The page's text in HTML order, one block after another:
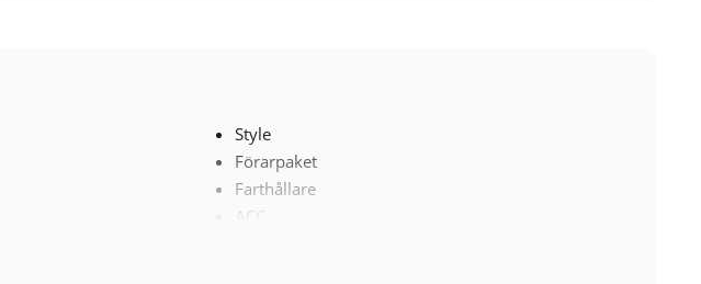
Style
Förarpaket
Farthållare
ACC